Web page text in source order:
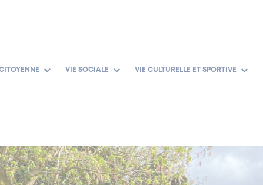
VIE SOCIALE VIE CULTURELLE ET SPORTIVE